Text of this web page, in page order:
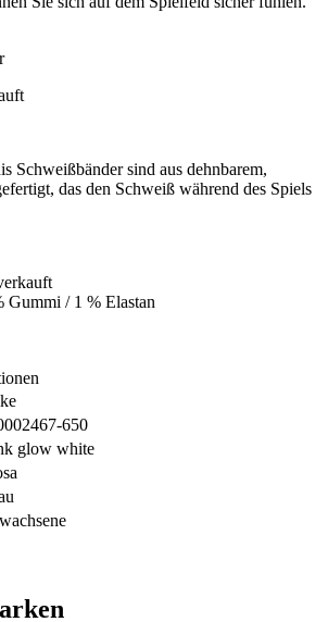
Schweißbänder sind aus dehnbarem,
das den Schweiß während des Spiels
Gummi / 1 % Elastan
650
glow white